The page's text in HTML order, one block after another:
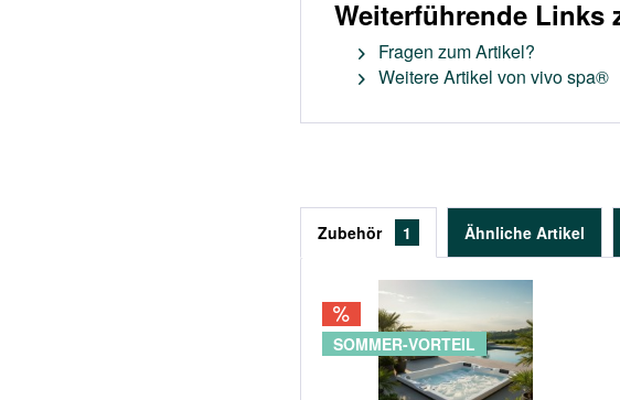
Weiterführende Links
Fragen zum Artikel?
Weitere Artikel von vivo spa®
Zubehör 1 Ähnliche Artikel
SOMMER-VORTEIL